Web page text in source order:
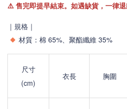
⚠️ 售完即提早結束。如遇缺貨，一律
｜規格｜
材質： 棉 65%、聚酯纖維 35%
尺寸
(cm)
衣長 胸圍